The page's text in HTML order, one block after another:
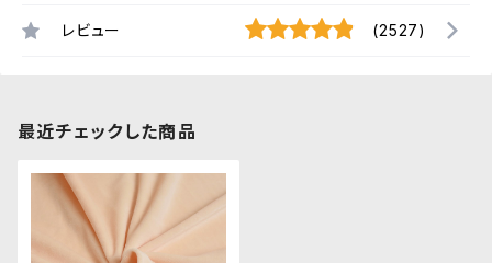
レビュー (2527)
最近チェックした商品